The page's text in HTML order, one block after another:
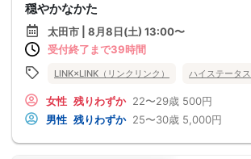
穏やかなかた
太田市 | 8月8日(土) 13:00〜
受付終了まで39時間
LINK×LINK（リンクリンク） ハイステータス
女性 残りわずか 22〜29歳 500円
男性 残りわずか 25〜30歳 5,000円